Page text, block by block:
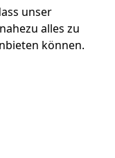
unser
alles zu
können.